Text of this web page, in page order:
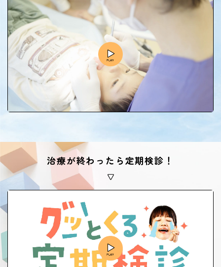
治療が終わったら定期検診！